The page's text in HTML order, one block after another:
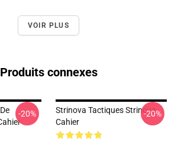
VOIR PLUS
Produits connexes
-20%
Strinova Tactiques Strinova
Cahier
-20%